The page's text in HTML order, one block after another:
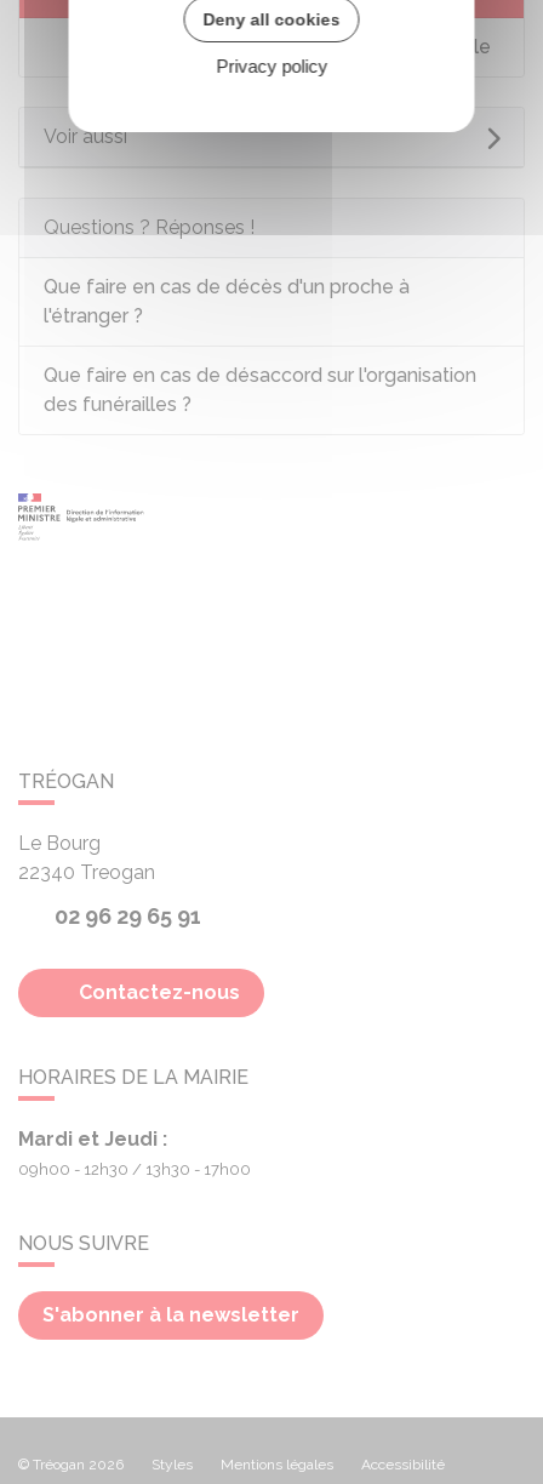
Opérations funéraires - Déclaration préalable
Voir aussi
Questions ? Réponses !
Que faire en cas de décès d'un proche à
l'étranger ?
Que faire en cas de désaccord sur l'organisation
des funérailles ?
TRÉOGAN
Le Bourg
22340 Treogan
02 96 29 65 91
Contactez-nous
HORAIRES DE LA MAIRIE
Mardi et Jeudi :
09h00 - 12h30 13h30 - 17h00
NOUS SUIVRE
S'abonner à la newsletter
© Tréogan 2026 Styles Mentions légales Accessibilité
Deny all cookies
Privacy policy